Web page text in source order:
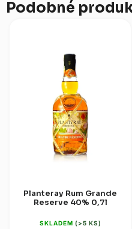
Podobné
Planteray Rum Grande
Reserve 40% 0,7l
SKLADEM (>5 KS)